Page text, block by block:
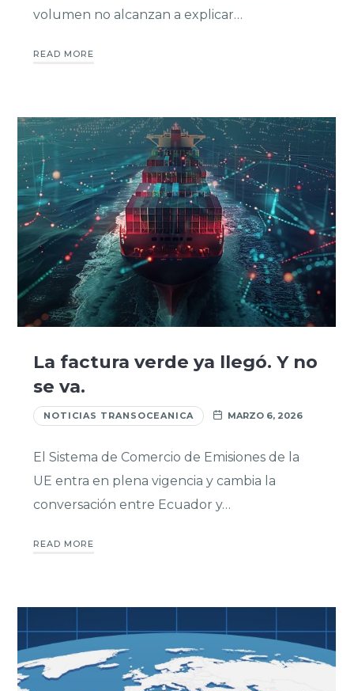
volumen no alcanzan a explicar…
READ MORE
La factura verde ya llegó. Y no
se va.
NOTICIAS TRANSOCEANICA MARZO 6, 2026
El Sistema de Comercio de Emisiones de la
UE entra en plena vigencia y cambia la
conversación entre Ecuador y…
READ MORE